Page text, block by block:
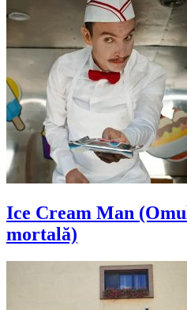
Ice Cream Man
mortală)